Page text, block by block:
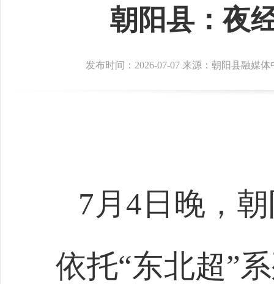
朝阳县：夜
发布时间：2026-07-07 来源：朝阳县融媒体
7月4日晚，
依托“东北超”